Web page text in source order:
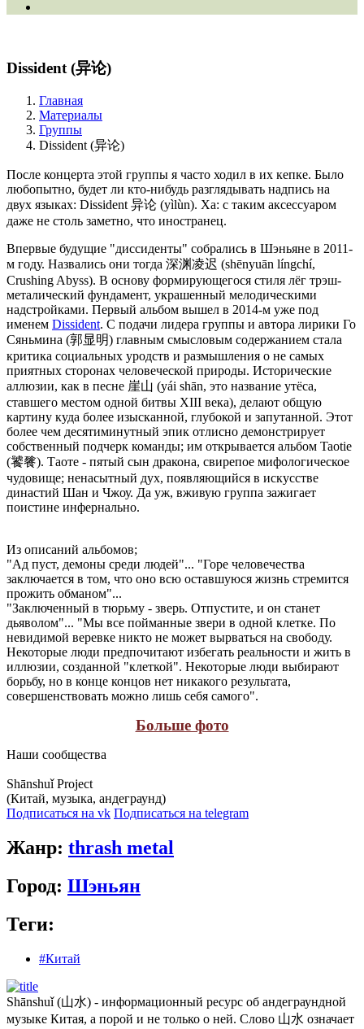
Dissident (异论)
Главная
Материалы
Группы
Dissident (异论)
После концерта этой группы я часто ходил в их кепке. Было
любопытно, будет ли кто-нибудь разглядывать надпись на
двух языках: Dissident 异论 (yìlùn). Ха: с таким аксессуаром
даже не столь заметно, что иностранец.
Впервые будущие "диссиденты" собрались в Шэньяне в 2011-
м году. Назвались они тогда 深渊凌迟 (shēnyuān língchí,
Crushing Abyss). В основу формирующегося стиля лёг трэш-
металический фундамент, украшенный мелодическими
надстройками. Первый альбом вышел в 2014-м уже под
именем Dissident. С подачи лидера группы и автора лирики Го
Сяньмина (郭显明) главным смысловым содержанием стала
критика социальных уродств и размышления о не самых
приятных сторонах человеческой природы. Исторические
аллюзии, как в песне 崖山 (yái shān, это название утёса,
ставшего местом одной битвы XIII века), делают общую
картину куда более изысканной, глубокой и запутанной. Этот
более чем десятиминутный эпик отлисно демонстрирует
собственный подчерк команды; им открывается альбом Taotie
(饕餮). Таоте - пятый сын дракона, свирепое мифологическое
чудовище; ненасытный дух, появляющийся в искусстве
династий Шан и Чжоу. Да уж, вживую группа зажигает
поистине инфернально.
Из описаний альбомов;
"Ад пуст, демоны среди людей"... "Горе человечества
заключается в том, что оно всю оставшуюся жизнь стремится
прожить обманом"...
"Заключенный в тюрьму - зверь. Отпустите, и он станет
дьяволом"... "Мы все пойманные звери в одной клетке. По
невидимой веревке никто не может вырваться на свободу.
Некоторые люди предпочитают избегать реальности и жить в
иллюзии, созданной "клеткой". Некоторые люди выбирают
борьбу, но в конце концов нет никакого результата,
совершенствовать можно лишь себя самого".
Больше фото
Наши сообщества
Shānshuǐ Project
(Китай, музыка, андеграунд)
Подписаться на vk Подписаться на telegram
Жанр: thrash metal
Город: Шэньян
Теги:
#Китай
Shānshuǐ (山水) - информационный ресурс об андеграундной
музыке Китая, а порой и не только о ней. Слово 山水 означает